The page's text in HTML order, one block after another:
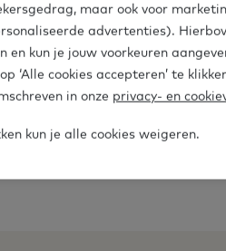
25
PaginaPaginaPaginaPaginaPagina
maar ook voor
advertenties).
kun je jouw voorkeuren
‘Alle cookies accepteren’ te
in onze privacy- en
kun je alle cookies weigeren.